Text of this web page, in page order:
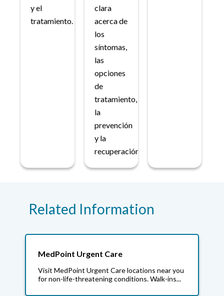
y el
tratamiento.
clara
acerca de
los
síntomas,
las
opciones
de
tratamiento,
la
prevención
y la
recuperación.
Related Information
MedPoint Urgent Care
Visit MedPoint Urgent Care locations near you
for non-life-threatening conditions. Walk-ins...